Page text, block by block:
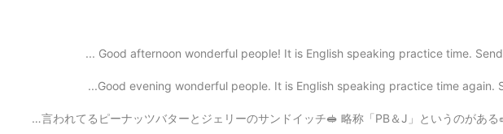
Good afternoon wonderful people! It is English speaking practice time. Send
Good evening wonderful people. It is English speaking practice time again.
今日の朝食は懐かしいの味！ アメリカの子供たちの軽食として、アメリカのおふくろの味と言われてるピーナッツバターとジェリーのサンドイッチ🥪 略称「PB＆J」